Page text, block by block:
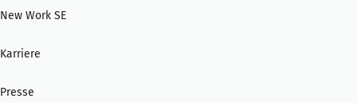
New Work SE
Karriere
Presse